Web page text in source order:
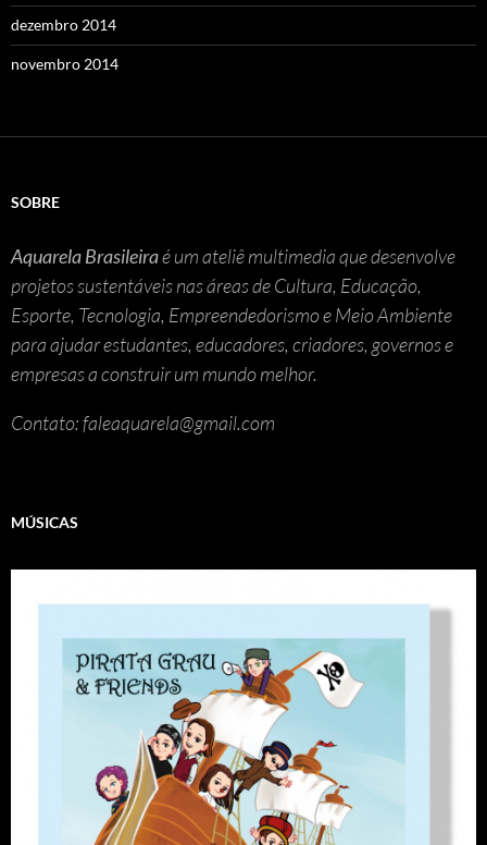
dezembro 2014
novembro 2014
SOBRE
Aquarela Brasileiraé um ateliê multimedia que desenvolve
projetos sustentáveis nas áreas de Cultura, Educação,
Esporte, Tecnologia, Empreendedorismo e Meio Ambiente
para ajudar estudantes, educadores, criadores, governos e
empresas a construir um mundo melhor.
Contato: faleaquarela@gmail.com
MÚSICAS